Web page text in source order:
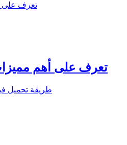
تعرف على
تعرف على أهم
طريقة تحميل